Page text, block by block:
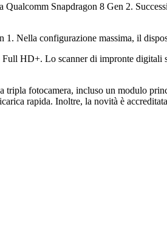
Snapdragon 8 Gen 2.
1. Nella configurazione massima, il
HD+. Lo scanner di impronte digitali
tripla fotocamera, incluso un modulo
rapida. Inoltre, la novità è